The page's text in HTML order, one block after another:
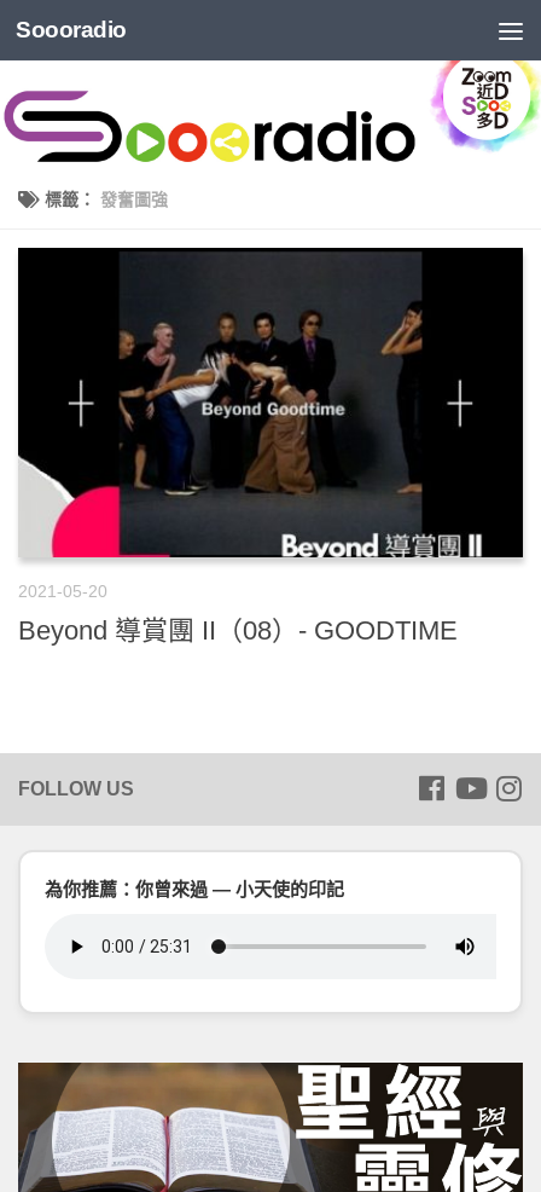
Soooradio
標籤： 發奮圖強
2021-05-20
Beyond 導賞團 II（08）- GOODTIME
為你推薦：你曾來過 — 小天使的印記